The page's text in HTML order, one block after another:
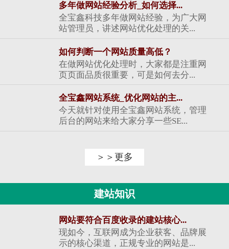
多年做网站经验分析_如何选择...
全宝鑫科技多年做网站经验，为广大网
站管理员，讲述网站优化处理的关...
如何判断一个网站质量高低？
在做网站优化处理时，大家都是注重网
页页面品质很重要，可是如何去分...
全宝鑫网站系统_优化网站的主...
今天就针对使用全宝鑫网站系统，管理
后台的网站来给大家分享一些SE...
＞＞更多
建站知识
网站要符合百度收录的建站核心...
现如今，互联网成为企业获客、品牌展
示的核心渠道，正规专业的网站是...